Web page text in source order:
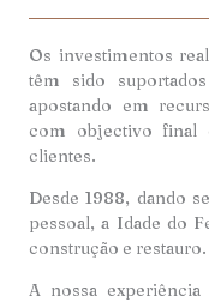
Os investimentos
têm sido
apostando em
com objectivo final
clientes.
Desde 1988, dando
pessoal, a Idade do
construção e restauro.
A nossa